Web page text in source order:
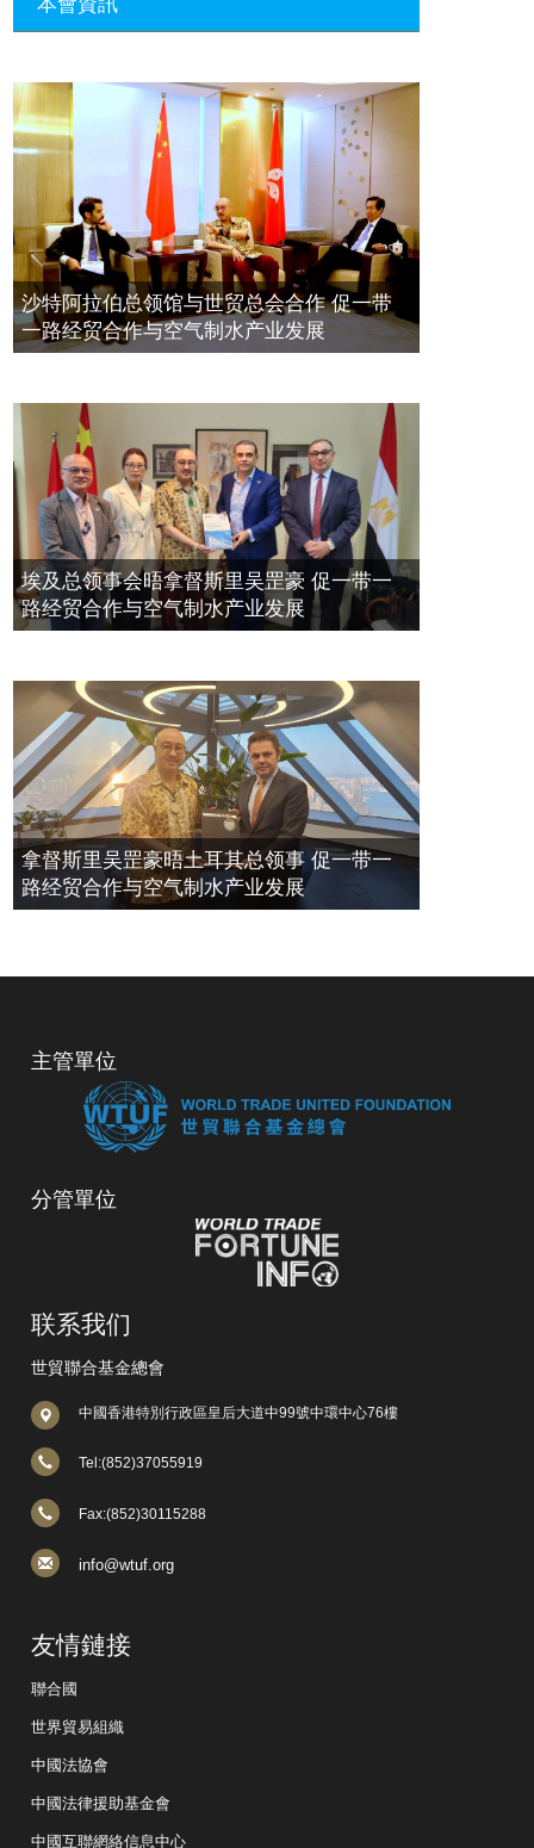
一带一路经贸合作与空气制水产业发
2023年11月23日
埃及总领事会晤拿督斯里吴罡豪 促一
带一路经贸合作与空气制水产业发展
2023年11月23日
拿督斯里吴罡豪晤土耳其总领事 促一
带一路经贸合作与空气制水产业发展
2023年11月23日
長瑚蒞臨 天泉鼎豐深圳總部及國際標
量波量子研究院
2021年12月10日
標量波光量子導入系統聯合國總部拿
督斯裏吳達鎔教授首發
2021年12月10日
空氣制水發明人吳達鎔出席聯合國環
境科政商管治聯盟會議
沙特阿拉伯总领馆与世贸总会合作 促一带
一路经贸合作与空气制水产业发展
埃及总领事会晤拿督斯里吴罡豪 促一带一
路经贸合作与空气制水产业发展
拿督斯里吴罡豪晤土耳其总领事 促一带一
路经贸合作与空气制水产业发展
主管單位
分管單位
联系我们
世貿聯合基金總會
中國香港特別行政區皇后大道中99號中環中心76樓
Tel:(852)37055919
Fax:(852)30115288
info@wtuf.org
友情鏈接
聯合國
世界貿易組織
中國法協會
中國法律援助基金會
中國互聯網絡信息中心